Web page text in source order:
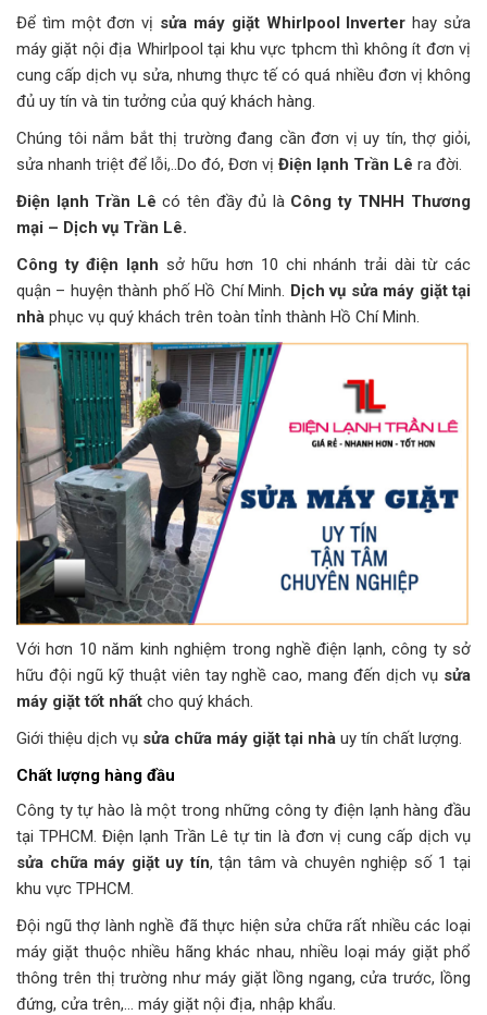
Để tìm một đơn vị sửa máy giặt Whirlpool Inverter hay sửa
máy giặt nội địa Whirlpool tại khu vực tphcm thì không ít đơn vị
cung cấp dịch vụ sửa, nhưng thực tế có quá nhiều đơn vị không
đủ uy tín và tin tưởng của quý khách hàng.
Chúng tôi nắm bắt thị trường đang cần đơn vị uy tín, thợ giỏi,
sửa nhanh triệt để lỗi,..Do đó, Đơn vị Điện lạnh Trần Lê ra đời.
Điện lạnh Trần Lê có tên đầy đủ là Công ty TNHH Thương
mại – Dịch vụ Trần Lê.
Công ty điện lạnh sở hữu hơn 10 chi nhánh trải dài từ các
quận – huyện thành phố Hồ Chí Minh. Dịch vụ sửa máy giặt tại
nhà phục vụ quý khách trên toàn tỉnh thành Hồ Chí Minh.
Với hơn 10 năm kinh nghiệm trong nghề điện lạnh, công ty sở
hữu đội ngũ kỹ thuật viên tay nghề cao, mang đến dịch vụ sửa
máy giặt tốt nhất cho quý khách.
Giới thiệu dịch vụ sửa chữa máy giặt tại nhà uy tín chất lượng.
Chất lượng hàng đầu
Công ty tự hào là một trong những công ty điện lạnh hàng đầu
tại TPHCM. Điện lạnh Trần Lê tự tin là đơn vị cung cấp dịch vụ
sửa chữa máy giặt uy tín, tận tâm và chuyên nghiệp số 1 tại
khu vực TPHCM.
Đội ngũ thợ lành nghề đã thực hiện sửa chữa rất nhiều các loại
máy giặt thuộc nhiều hãng khác nhau, nhiều loại máy giặt phổ
thông trên thị trường như máy giặt lồng ngang, cửa trước, lồng
đứng, cửa trên,… máy giặt nội địa, nhập khẩu.